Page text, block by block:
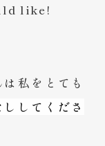
like!
私をとても
してくださ